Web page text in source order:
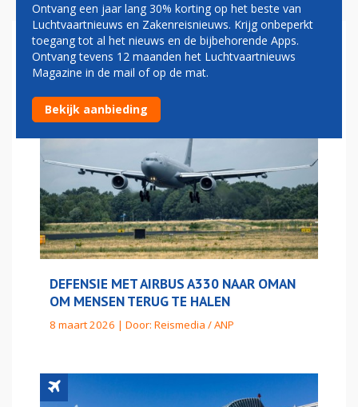
CRISIS MIDDEN-OOSTEN
DEFENSIE MET AIRBUS A330 NAAR OMAN
OM MENSEN TERUG TE HALEN
8 maart 2026 | Door: Reismedia / ANP
Ontvang een jaar lang 30% korting op het beste van
Luchtvaartnieuws en Zakenreisnieuws. Krijg onbeperkt
toegang tot al het nieuws en de bijbehorende Apps.
Ontvang tevens 12 maanden het Luchtvaartnieuws
Magazine in de mail of op de mat.
Bekijk aanbieding